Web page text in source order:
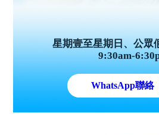
星期壹至星期日、公眾
9:30am-
WhatsApp聯絡